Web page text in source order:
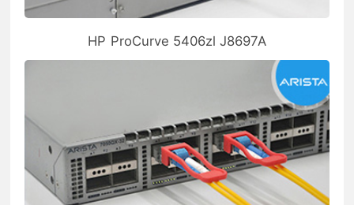
HP ProCurve 5406zl J8697A